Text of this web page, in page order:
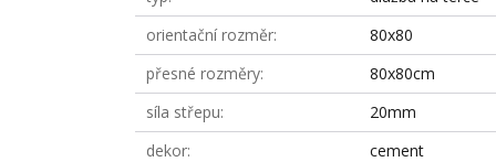
orientační rozměr
80x80
přesné rozměry
80x80cm
síla střepu
20mm
dekor
cement